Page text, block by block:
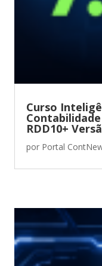
Curso
RDD10+
por Portal